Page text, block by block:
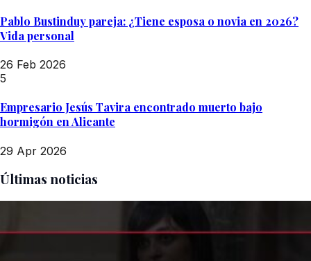
Pablo Bustinduy pareja: ¿Tiene esposa o novia en 2026?
Vida personal
26 Feb 2026
5
Empresario Jesús Tavira encontrado muerto bajo
hormigón en Alicante
29 Apr 2026
Últimas noticias